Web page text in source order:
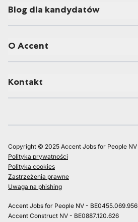
Blog dla kandydatów
O Accent
Kontakt
Copyright © 2025 Accent Jobs for People NV
Polityka prywatności
Polityka cookies
Zastrzeżenia prawne
Uwaga na phishing
Accent Jobs for People NV - BE0455.069.956
Accent Construct NV - BE0887.120.626